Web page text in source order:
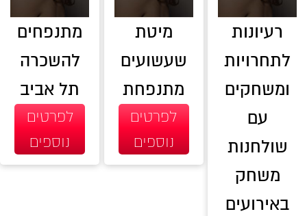
רעיונות
לתחרויות
ומשחקים
עם
שולחנות
משחק
באירועים
מיטת
שעשועים
מתנפחת
לפרטים
נוספים
מתנפחים
להשכרה
תל אביב
לפרטים
נוספים